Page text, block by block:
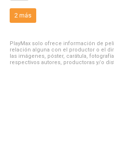
2 más
PlayMax solo ofrece información de
relación alguna con el productor o el
las imágenes, póster, carátula,
respectivos autores, productoras y/o